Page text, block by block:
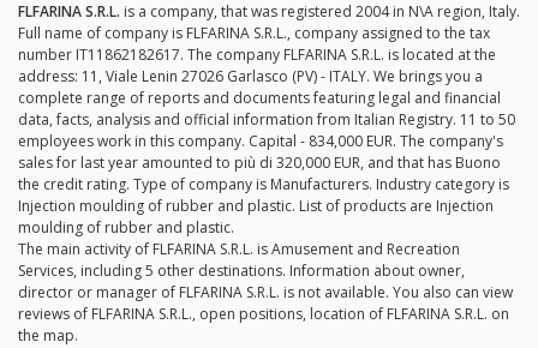
FLFARINA S.R.L. is a company, that was registered 2004 in N\A region, Italy.
Full name of company is FLFARINA S.R.L., company assigned to the tax
number IT11862182617. The company FLFARINA S.R.L. is located at the
address: 11, Viale Lenin 27026 Garlasco (PV) - ITALY. We brings you a
complete range of reports and documents featuring legal and financial
data, facts, analysis and official information from Italian Registry. 11 to 50
employees work in this company. Capital - 834,000 EUR. The company's
sales for last year amounted to più di 320,000 EUR, and that has Buono
the credit rating. Type of company is Manufacturers. Industry category is
Injection moulding of rubber and plastic. List of products are Injection
moulding of rubber and plastic.
The main activity of FLFARINA S.R.L. is Amusement and Recreation
Services, including 5 other destinations. Information about owner,
director or manager of FLFARINA S.R.L. is not available. You also can view
reviews of FLFARINA S.R.L., open positions, location of FLFARINA S.R.L. on
the map.